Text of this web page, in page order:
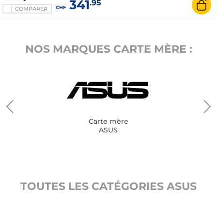
COMPARER CHF341.95
NOS MARQUES CARTE MÈRE :
Carte mère
ASUS
TOUTES LES CATÉGORIES ASUS